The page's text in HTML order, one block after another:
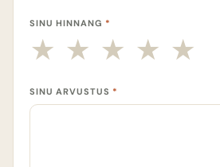
SINU HINNANG *
SINU ARVUSTUS *